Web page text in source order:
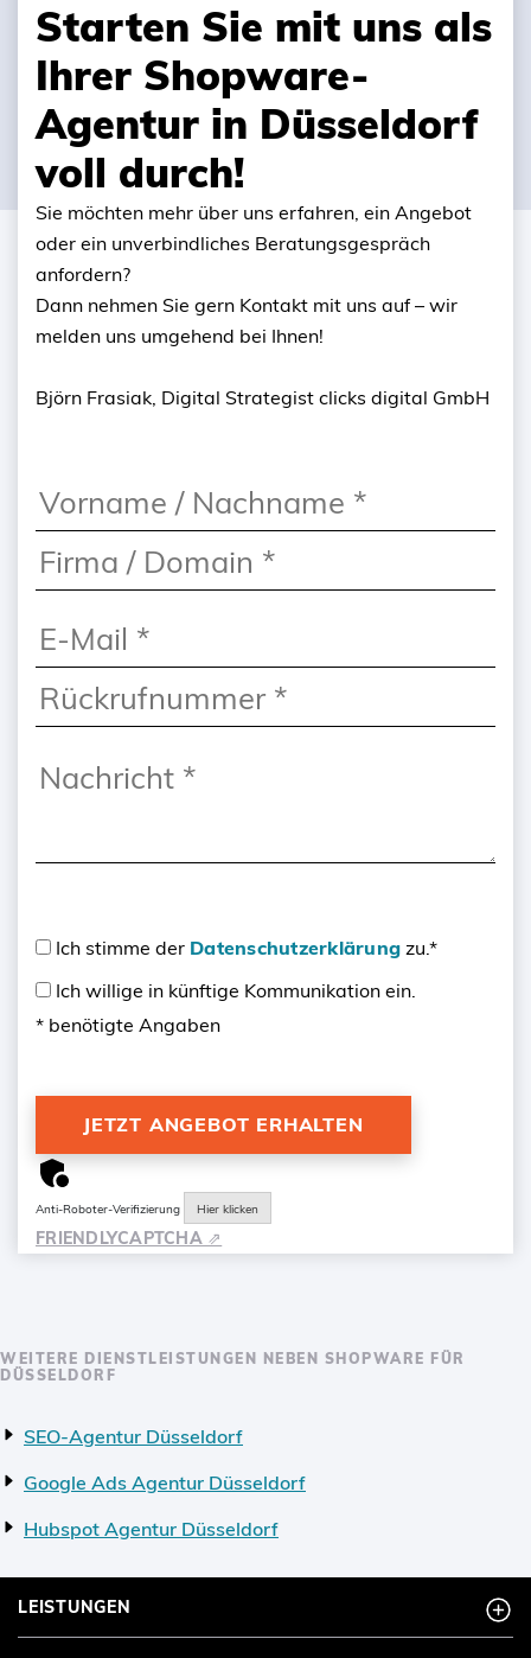
Starten Sie mit uns als
Ihrer Shopware-
Agentur in Düsseldorf
voll durch!
Sie möchten mehr über uns erfahren, ein Angebot
oder ein unverbindliches Beratungsgespräch
anfordern?
Dann nehmen Sie gern Kontakt mit uns auf – wir
melden uns umgehend bei Ihnen!
Björn Frasiak, Digital Strategist clicks digital GmbH
Ich stimme der Datenschutzerklärung zu.*
Ich willige in künftige Kommunikation ein.
* benötigte Angaben
Anti-Roboter-Verifizierung Hier klicken
FRIENDLYCAPTCHA ⇗
WEITERE DIENSTLEISTUNGEN NEBEN SHOPWARE FÜR
DÜSSELDORF
SEO-Agentur Düsseldorf
Google Ads Agentur Düsseldorf
Hubspot Agentur Düsseldorf
LEISTUNGEN